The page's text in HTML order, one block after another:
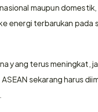
maupun
energi terbarukan
yang terus meningkat,
sekarang harus